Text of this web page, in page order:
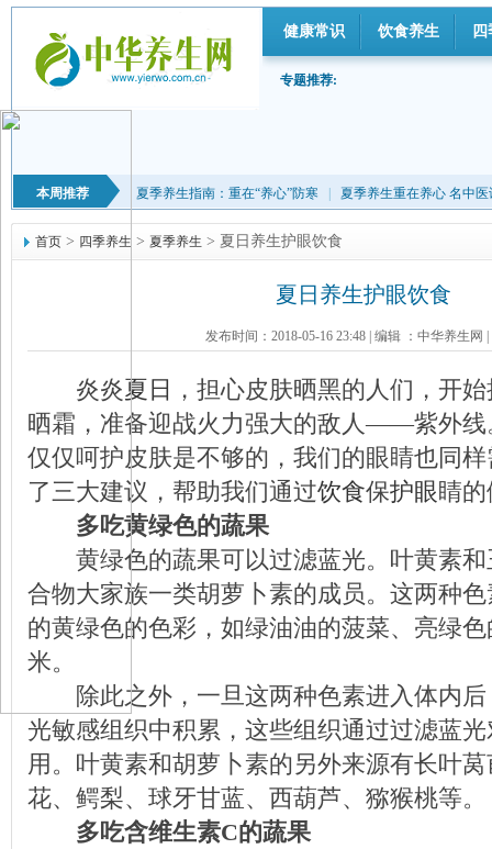
健康常识 饮食养生
专题推荐:
本周推荐 夏季养生指南：重在“养心”防寒 夏季养生重在养心 名中医
首页 > 四季养生 > 夏季养生 > 夏日养生护眼饮食
夏日养生护眼饮食
发布时间：2018-05-16 23:48 编辑 ：中华养生网
炎炎夏日
，担心皮肤晒黑的人们，开
晒霜，准备迎战火力强大的敌人——紫外线
仅仅呵护皮肤是不够的，我们的眼睛也同
了三大建议，帮助我们通过饮食保护眼睛
多吃黄绿色的蔬果
黄绿色的蔬果可以过滤蓝光。叶黄素和
合物大家族一类胡萝卜素的成员。这两种
的黄绿色的色彩，如绿油油的菠菜、亮绿
米。
除此之外，一旦这两种色素进入体内后
光敏感组织中积累，这些组织通过过滤蓝
用。叶黄素和胡萝卜素的另外来源有长叶
花、鳄梨、球牙甘蓝、西葫芦、猕猴桃等。
多吃含维生素C的蔬果